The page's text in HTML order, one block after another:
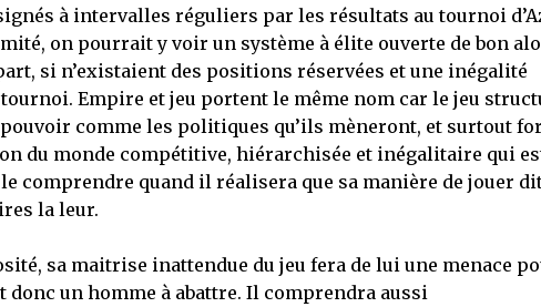
à intervalles réguliers par les résultats au tournoi
on pourrait y voir un système à élite ouverte de bon
si n’existaient des positions réservées et une inégalité
Empire et jeu portent le même nom car le jeu
comme les politiques qu’ils mèneront, et surtout
du monde compétitive, hiérarchisée et inégalitaire qui
comprendre quand il réalisera que sa manière de jouer
la leur.
sa maitrise inattendue du jeu fera de lui une menace
donc un homme à abattre. Il comprendra aussi